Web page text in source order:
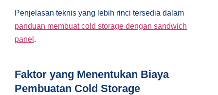
Penjelasan teknis yang lebih rinci tersedia dalam
panduan membuat cold storage dengan sandwich
panel .
Faktor yang Menentukan Biaya
Pembuatan Cold Storage